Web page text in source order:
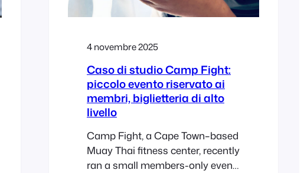
4 novembre 2025
Caso di studio Camp Fight:
piccolo evento riservato ai
membri, biglietteria di alto
livello
Camp Fight, a Cape Town–based
Muay Thai fitness center, recently
ran a small members-only event